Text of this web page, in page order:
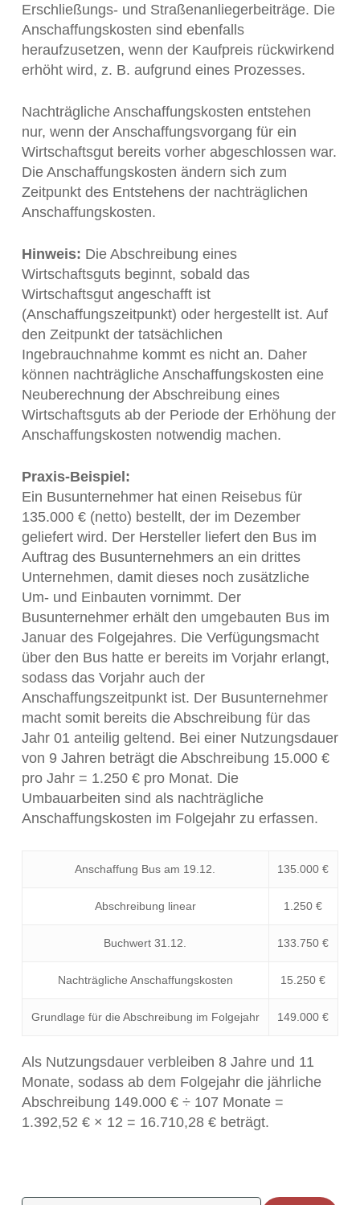
Erschließungs- und Straßenanliegerbeiträge. Die
Anschaffungskosten sind ebenfalls
heraufzusetzen, wenn der Kaufpreis rückwirkend
erhöht wird, z. B. aufgrund eines Prozesses.
Nachträgliche Anschaffungskosten entstehen
nur, wenn der Anschaffungsvorgang für ein
Wirtschaftsgut bereits vorher abgeschlossen war.
Die Anschaffungskosten ändern sich zum
Zeitpunkt des Entstehens der nachträglichen
Anschaffungskosten.
Hinweis: Die Abschreibung eines
Wirtschaftsguts beginnt, sobald das
Wirtschaftsgut angeschafft ist
(Anschaffungszeitpunkt) oder hergestellt ist. Auf
den Zeitpunkt der tatsächlichen
Ingebrauchnahme kommt es nicht an. Daher
können nachträgliche Anschaffungskosten eine
Neuberechnung der Abschreibung eines
Wirtschaftsguts ab der Periode der Erhöhung der
Anschaffungskosten notwendig machen.
Praxis-Beispiel:
Ein Busunternehmer hat einen Reisebus für
135.000 € (netto) bestellt, der im Dezember
geliefert wird. Der Hersteller liefert den Bus im
Auftrag des Busunternehmers an ein drittes
Unternehmen, damit dieses noch zusätzliche
Um- und Einbauten vornimmt. Der
Busunternehmer erhält den umgebauten Bus im
Januar des Folgejahres. Die Verfügungsmacht
über den Bus hatte er bereits im Vorjahr erlangt,
sodass das Vorjahr auch der
Anschaffungszeitpunkt ist. Der Busunternehmer
macht somit bereits die Abschreibung für das
Jahr 01 anteilig geltend. Bei einer Nutzungsdauer
von 9 Jahren beträgt die Abschreibung 15.000 €
pro Jahr = 1.250 € pro Monat. Die
Umbauarbeiten sind als nachträgliche
Anschaffungskosten im Folgejahr zu erfassen.
Anschaffung Bus am 19.12. 135.000 €
Abschreibung linear 1.250 €
Buchwert 31.12. 133.750 €
Nachträgliche Anschaffungskosten 15.250 €
Grundlage für die Abschreibung im Folgejahr 149.000 €
Als Nutzungsdauer verbleiben 8 Jahre und 11
Monate, sodass ab dem Folgejahr die jährliche
Abschreibung 149.000 € ÷ 107 Monate =
1.392,52 € × 12 = 16.710,28 € beträgt.